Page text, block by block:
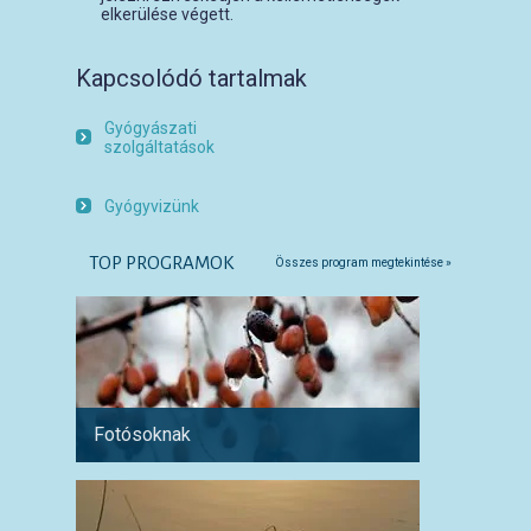
elkerülése végett.
Kapcsolódó tartalmak
Gyógyászati
szolgáltatások
Gyógyvizünk
TOP PROGRAMOK Összes program megtekintése »
Fotósoknak